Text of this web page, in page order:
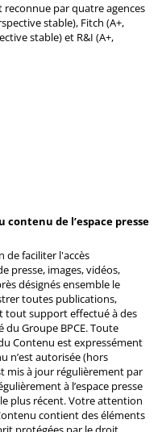
par quatre agences
stable), Fitch (A+,
stable) et R&I (A+,
de l’espace presse
de faciliter l'accès
presse, images, vidéos,
désignés ensemble le
toutes publications,
tout support effectué à des
Groupe BPCE. Toute
Contenu est expressément
n’est autorisée (hors
mis à jour régulièrement par
à l’espace presse
plus récent. Votre attention
contient des éléments